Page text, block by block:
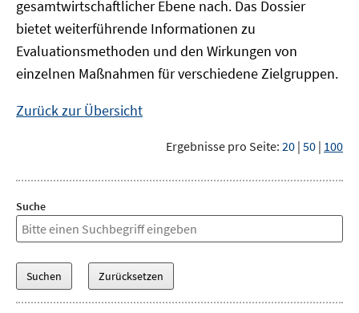
gesamtwirtschaftlicher Ebene nach. Das Dossier
bietet weiterführende Informationen zu
Evaluationsmethoden und den Wirkungen von
einzelnen Maßnahmen für verschiedene Zielgruppen.
Zurück zur Übersicht
Ergebnisse pro Seite: 20 | 50 | 100
Suche